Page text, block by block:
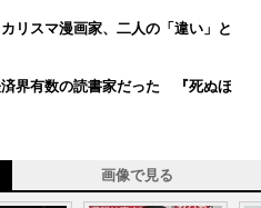
リスマ漫画家、二人の「違い」と
界有数の読書家だった 『死ぬほ
画像で見る